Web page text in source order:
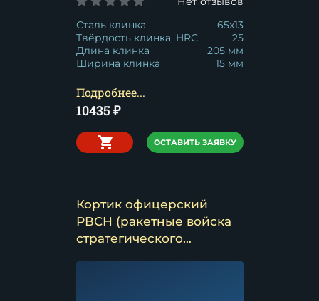
Сталь клинка
65x13
Твёрдость клинка, HRC
25
Длина клинка
205 мм
Ширина клинка
15 мм
Подробнее...
10435 ₽
ОСТАВИТЬ ЗАЯВКУ
Кортик офицерский
РВСН (ракетные войска
стратегического